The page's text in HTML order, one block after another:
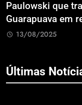
Paulowski que
Guarapuava em
13/08/2025
Últimas